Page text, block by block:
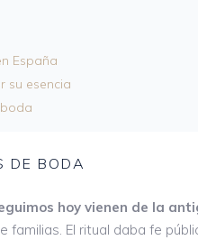
España
su esencia
DE BODA
hoy vienen de la
El ritual daba fe